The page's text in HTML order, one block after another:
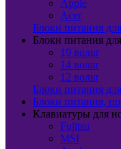
Apple
Acer
Блоки питания
Блоки питания
19 вольт
14 вольт
12 вольт
Блоки питания
Блоки питания,
Клавиатуры для
Fujitsu
MSI